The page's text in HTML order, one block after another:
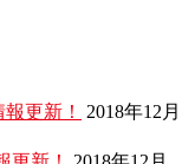
更新！
2018年12月